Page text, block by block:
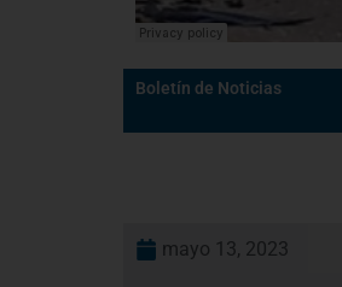
Boletín de Noticias
mayo 13, 2023